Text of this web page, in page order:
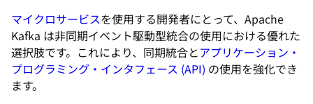
マイクロサービスを使用する開発者にとって、Apache
Kafka は非同期イベント駆動型統合の使用における優れた
選択肢です。これにより、同期統合とアプリケーション・
プログラミング・インタフェース (API) の使用を強化でき
ます。